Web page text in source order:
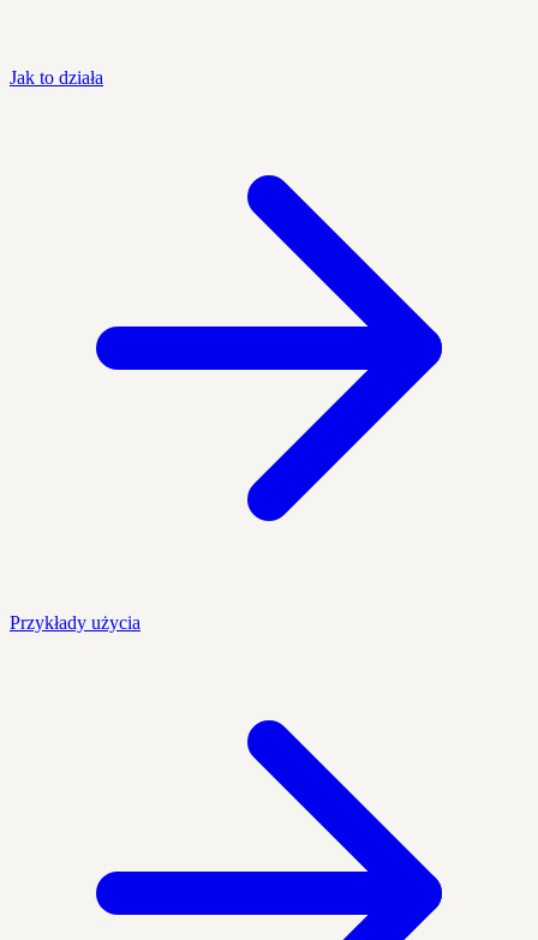
Jak to działa
Przykłady użycia